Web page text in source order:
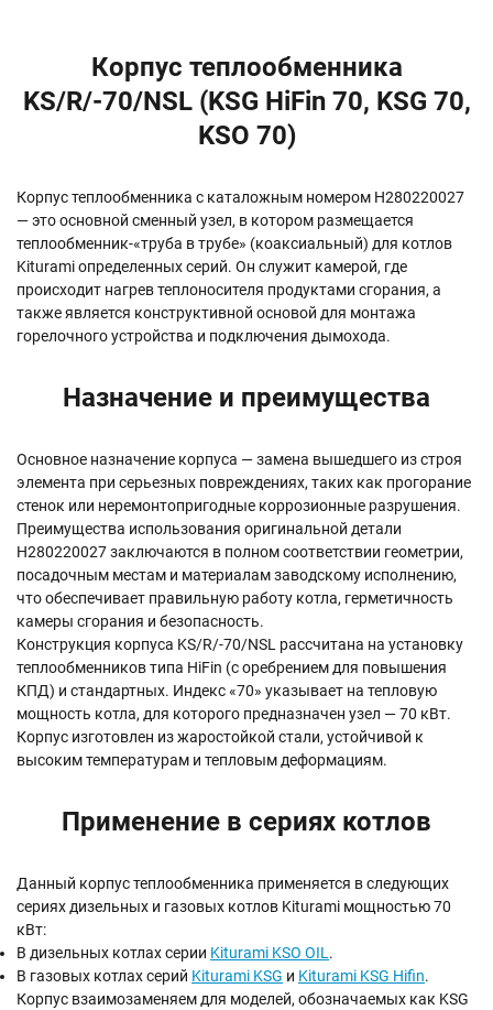
Корпус теплообменника
KS/R/-70/NSL (KSG HiFin 70, KSG 70,
KSO 70)
Корпус теплообменника с каталожным номером H280220027
— это основной сменный узел, в котором размещается
теплообменник-«труба в трубе» (коаксиальный) для котлов
Kiturami определенных серий. Он служит камерой, где
происходит нагрев теплоносителя продуктами сгорания, а
также является конструктивной основой для монтажа
горелочного устройства и подключения дымохода.
Назначение и преимущества
Основное назначение корпуса — замена вышедшего из строя
элемента при серьезных повреждениях, таких как прогорание
стенок или неремонтопригодные коррозионные разрушения.
Преимущества использования оригинальной детали
H280220027 заключаются в полном соответствии геометрии,
посадочным местам и материалам заводскому исполнению,
что обеспечивает правильную работу котла, герметичность
камеры сгорания и безопасность.
Конструкция корпуса KS/R/-70/NSL рассчитана на установку
теплообменников типа HiFin (с оребрением для повышения
КПД) и стандартных. Индекс «70» указывает на тепловую
мощность котла, для которого предназначен узел — 70 кВт.
Корпус изготовлен из жаростойкой стали, устойчивой к
высоким температурам и тепловым деформациям.
Применение в сериях котлов
Данный корпус теплообменника применяется в следующих
сериях дизельных и газовых котлов Kiturami мощностью 70
кВт:
В дизельных котлах серии Kiturami KSO OIL.
В газовых котлах серий Kiturami KSG и Kiturami KSG Hifin.
Корпус взаимозаменяем для моделей, обозначаемых как KSG